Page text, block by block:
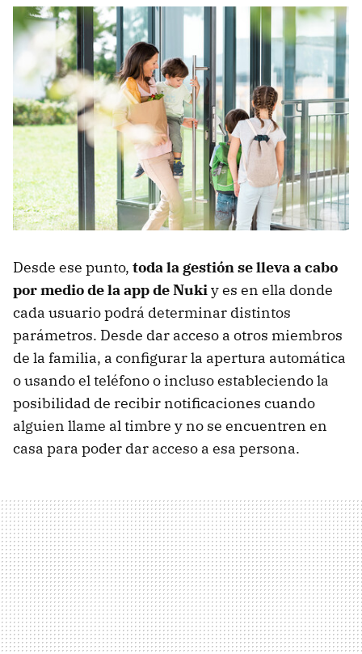
Desde ese punto, toda la gestión se lleva a cabo
por medio de la app de Nukiy es en ella donde
cada usuario podrá determinar distintos
parámetros. Desde dar acceso a otros miembros
de la familia, a configurar la apertura automática
o usando el teléfono o incluso estableciendo la
posibilidad de recibir notificaciones cuando
alguien llame al timbre y no se encuentren en
casa para poder dar acceso a esa persona.